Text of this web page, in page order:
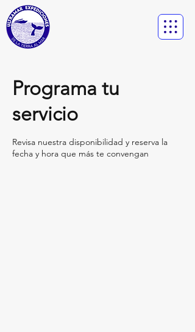
Programa tu
servicio
Revisa nuestra disponibilidad y reserva la
fecha y hora que más te convengan